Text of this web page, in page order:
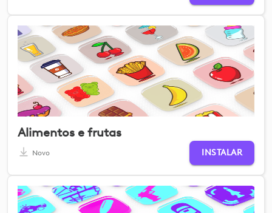
Alimentos e frutas
Novo INSTALAR